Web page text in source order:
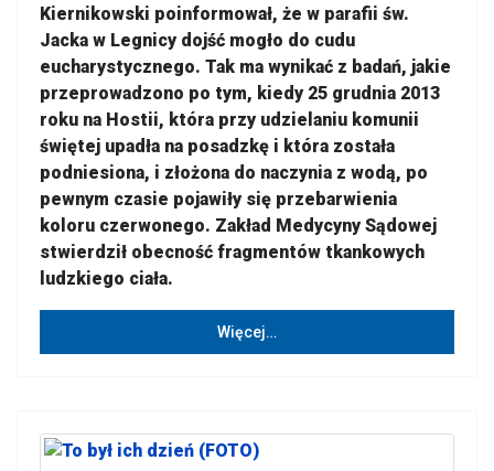
Kiernikowski poinformował, że w parafii św.
Jacka w Legnicy dojść mogło do cudu
eucharystycznego. Tak ma wynikać z badań, jakie
przeprowadzono po tym, kiedy 25 grudnia 2013
roku na Hostii, która przy udzielaniu komunii
świętej upadła na posadzkę i która została
podniesiona, i złożona do naczynia z wodą, po
pewnym czasie pojawiły się przebarwienia
koloru czerwonego. Zakład Medycyny Sądowej
stwierdził obecność fragmentów tkankowych
ludzkiego ciała.
Więcej…